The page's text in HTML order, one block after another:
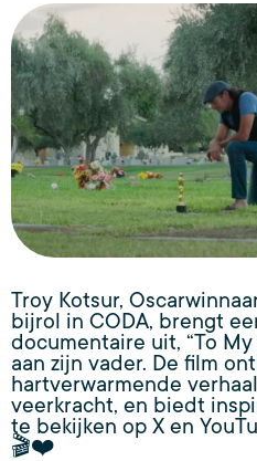
Troy Kotsur,
bijrol in CODA, brengt
documentaire uit, “To
aan zijn vader. De film
hartverwarmende
veerkracht, en biedt
te bekijken op X en
🎬❤️